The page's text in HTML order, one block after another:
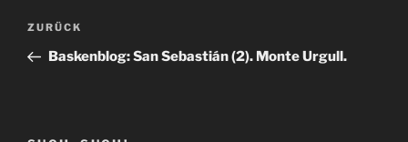
Beitragsnavigation
Vorheriger
Beitrag
ZURÜCK
Baskenblog: San Sebastián (2). Monte Urgull.